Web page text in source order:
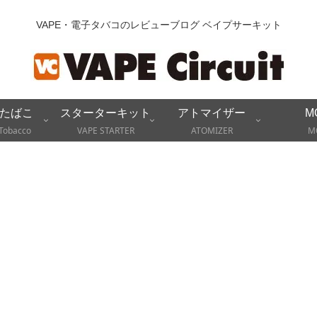
VAPE・電子タバコのレビューブログ ベイプサーキット
ばこ
スターターキット
VAPE STARTER
アトマイザー
ATOMIZER